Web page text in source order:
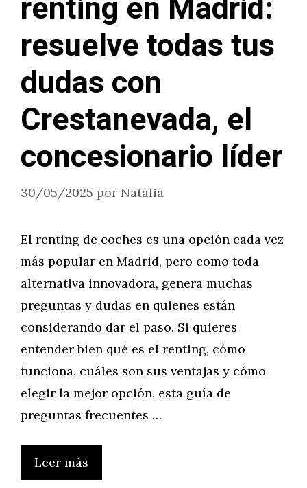
resuelve todas tus
dudas con
Crestanevada, el
concesionario líder
30/05/2025 por Natalia
El renting de coches es una opción cada vez
más popular en Madrid, pero como toda
alternativa innovadora, genera muchas
preguntas y dudas en quienes están
considerando dar el paso. Si quieres
entender bien qué es el renting, cómo
funciona, cuáles son sus ventajas y cómo
elegir la mejor opción, esta guía de
preguntas frecuentes …
Leer más